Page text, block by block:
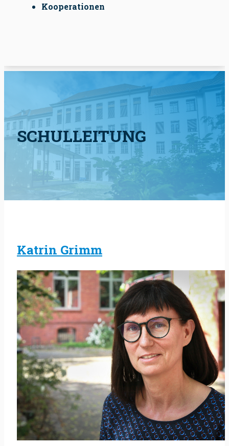
Kooperationen
SCHULLEITUNG
Katrin Grimm